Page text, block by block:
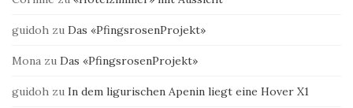
guidoh zu Das «PfingsrosenProjekt»
Mona zu Das «PfingsrosenProjekt»
guidoh zu In dem ligurischen Apenin liegt eine Hover X1